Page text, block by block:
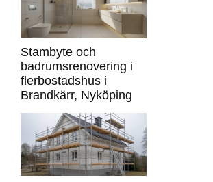
Stambyte och
badrumsrenovering i
flerbostadshus i
Brandkärr, Nyköping